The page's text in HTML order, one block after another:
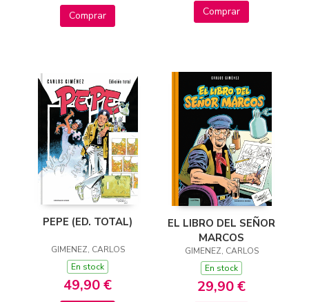
Comprar Comprar
PEPE (ED. TOTAL)
GIMENEZ, CARLOS
En stock
49,90 €
EL LIBRO DEL SEÑOR
MARCOS
GIMENEZ, CARLOS
En stock
29,90 €